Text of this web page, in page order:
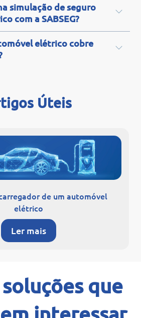
simulação de seguro
com a SABSEG?
elétrico cobre
Úteis
de um automóvel
elétrico
Ler mais
que